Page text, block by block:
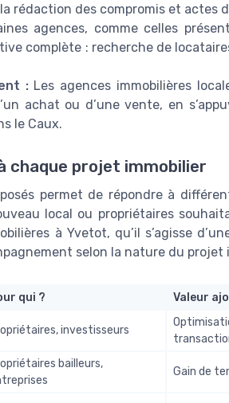
rédaction des compromis et actes
agences, comme celles
complète : recherche de
:Les agences immobilières
achat ou d’une vente, en
le Caux.
chaque projet immobilier
permet de répondre à
local ou propriétaires
à Yvetot, qu’il s’agisse
selon la nature du projet
qui ? Valeur
investisseurs
bailleurs,
Gain de